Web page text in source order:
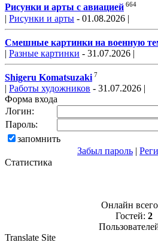
Рисунки и арты с авиацией 664
| Рисунки и арты - 01.08.2026 |
Смешные картинки на военную
| Разные картинки - 31.07.2026 |
Shigeru Komatsuzaki 7
| Работы художников - 31.07.2026 |
Форма входа
Логин:
Пароль:
запомнить
Забыл пароль |
Статистика
Онлайн
Гостей: 2
Translate Site